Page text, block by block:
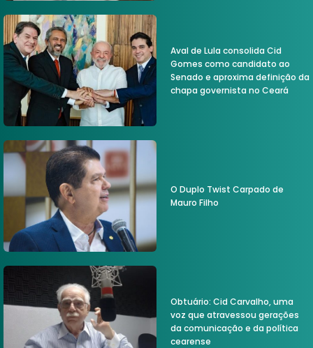
Aval de Lula consolida Cid
Gomes como candidato ao
Senado e aproxima definição da
chapa governista no Ceará
O Duplo Twist Carpado de
Mauro Filho
Obtuário: Cid Carvalho, uma
voz que atravessou gerações
da comunicação e da política
cearense